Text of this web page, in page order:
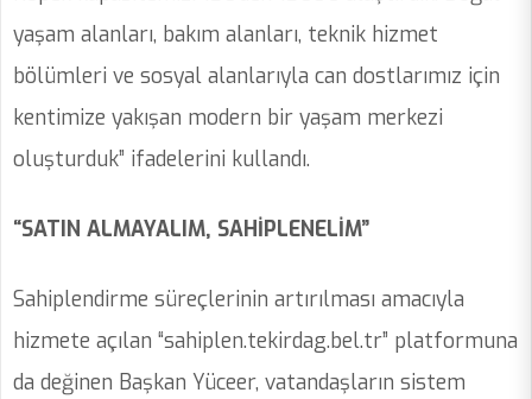
yaşam alanları, bakım alanları, teknik hizmet
bölümleri ve sosyal alanlarıyla can dostlarımız için
kentimize yakışan modern bir yaşam merkezi
oluşturduk” ifadelerini kullandı.
“SATIN ALMAYALIM, SAHİPLENELİM”
Sahiplendirme süreçlerinin artırılması amacıyla
hizmete açılan “sahiplen.tekirdag.bel.tr” platformuna
da değinen Başkan Yüceer, vatandaşların sistem